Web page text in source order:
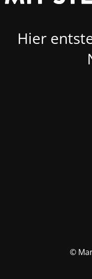
Hier
©